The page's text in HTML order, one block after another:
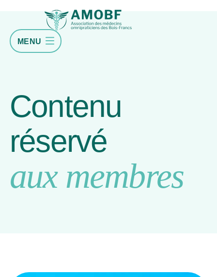
MENU
Contenu
réservé
aux membres